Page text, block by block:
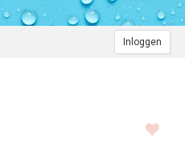
Inloggen